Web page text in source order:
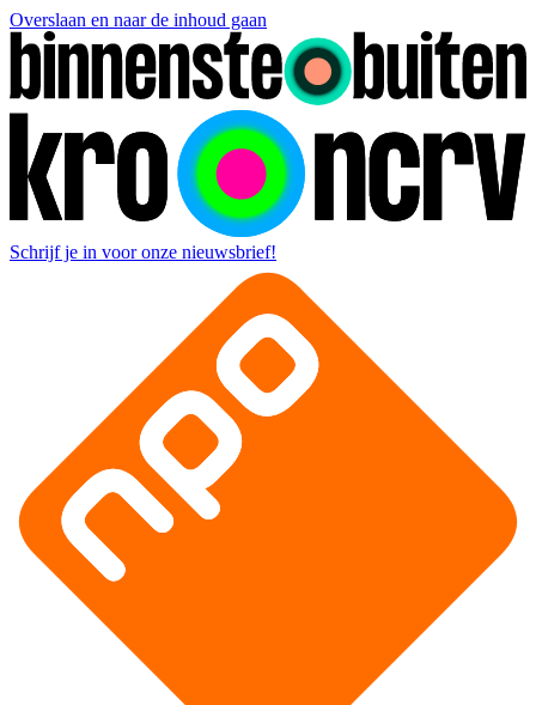
Overslaan en naar de inhoud gaan
Schrijf je in voor onze nieuwsbrief!